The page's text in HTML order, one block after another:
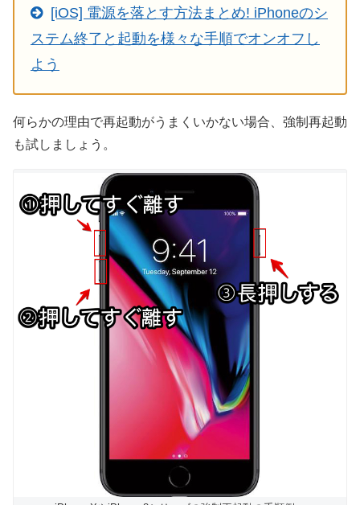
[iOS] 電源を落とす方法まとめ! iPhoneのシ
ステム終了と起動を様々な手順でオンオフし
よう
何らかの理由で再起動がうまくいかない場合、強制再起動
も試しましょう。